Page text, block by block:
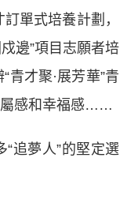
單式培養計劃，
邊”項目志願者培
才聚·展芳華”青
屬感和幸福感……
追夢人”的堅定選